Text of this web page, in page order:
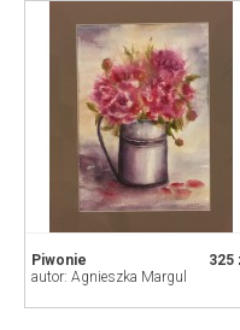
325
Piwonie
autor: Agnieszka Margul